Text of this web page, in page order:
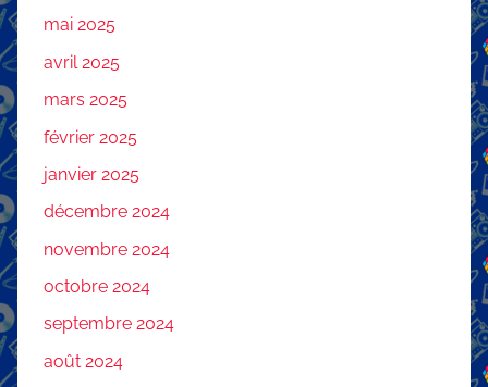
mai 2025
avril 2025
mars 2025
février 2025
janvier 2025
décembre 2024
novembre 2024
octobre 2024
septembre 2024
août 2024